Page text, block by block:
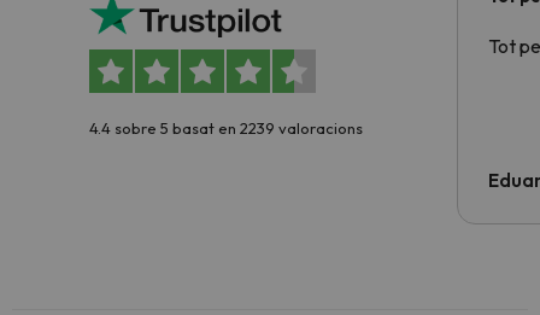
4.4 sobre 5 basat en 2239 valoracions
Tot